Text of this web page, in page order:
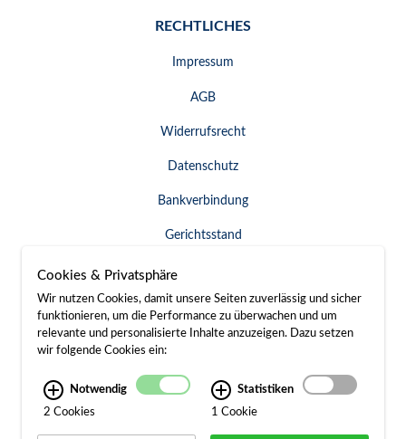
RECHTLICHES
Impressum
AGB
Widerrufsrecht
Datenschutz
Bankverbindung
Gerichtsstand
Widerruf erklären
SERVICE & KONTAKT
Besuch / Anfahrt
Kontakt
Cookies & Privatsphäre
Wir nutzen Cookies, damit unsere Seiten zuverlässig und sicher
funktionieren, um die Performance zu überwachen und um
relevante und personalisierte Inhalte anzuzeigen. Dazu setzen
wir folgende Cookies ein:
Notwendig
2 Cookies
Statistiken
1 Cookie